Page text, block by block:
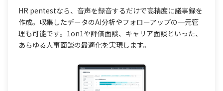
HR pentestなら、音声を録音するだけで高精度に議事録を
作成。収集したデータのAI分析やフォローアップの一元管
理も可能です。1on1や評価面談、キャリア面談といった、
あらゆる人事面談の最適化を実現します。